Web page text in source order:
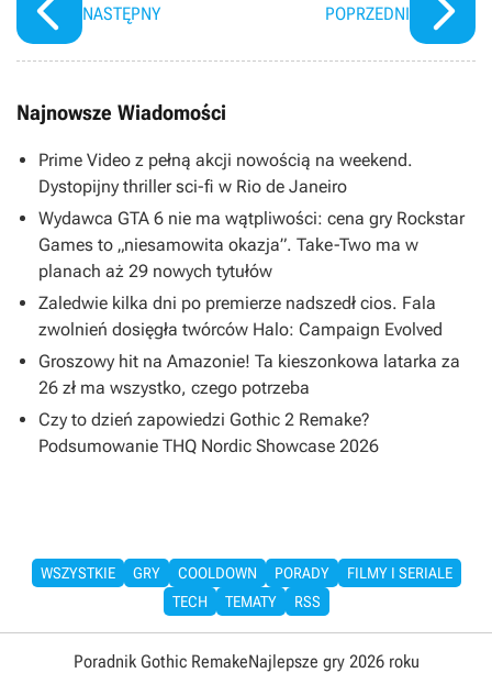
NASTĘPNY POPRZEDNI
Najnowsze Wiadomości
Prime Video z pełną akcji nowością na weekend.
Dystopijny thriller sci-fi w Rio de Janeiro
Wydawca GTA 6 nie ma wątpliwości: cena gry Rockstar
Games to „niesamowita okazja”. Take-Two ma w
planach aż 29 nowych tytułów
Zaledwie kilka dni po premierze nadszedł cios. Fala
zwolnień dosięgła twórców Halo: Campaign Evolved
Groszowy hit na Amazonie! Ta kieszonkowa latarka za
26 zł ma wszystko, czego potrzeba
Czy to dzień zapowiedzi Gothic 2 Remake?
Podsumowanie THQ Nordic Showcase 2026
WSZYSTKIE GRY COOLDOWN PORADY
FILMY I SERIALE
TECH
TEMATY RSS
Poradnik Gothic RemakeNajlepsze gry 2026 roku